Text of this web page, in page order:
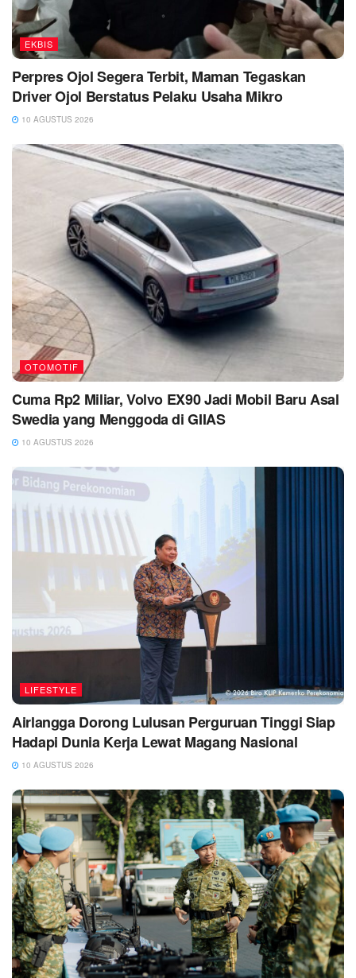
EKBIS
Perpres Ojol Segera Terbit, Maman Tegaskan
Driver Ojol Berstatus Pelaku Usaha Mikro
10 AGUSTUS 2026
OTOMOTIF
Cuma Rp2 Miliar, Volvo EX90 Jadi Mobil Baru Asal
Swedia yang Menggoda di GIIAS
10 AGUSTUS 2026
LIFESTYLE
Airlangga Dorong Lulusan Perguruan Tinggi Siap
Hadapi Dunia Kerja Lewat Magang Nasional
10 AGUSTUS 2026